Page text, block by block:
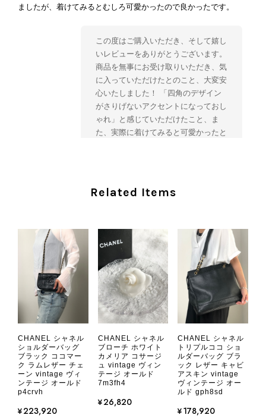
ましたが、着けてみるとむしろ可愛かったので良かったです。
この度はご購入いただき、そして嬉し
いレビューをありがとうございます。
商品を無事にお受け取りいただき、気
に入っていただけたとのこと、大変安
心いたしました！ 「四角のデザイン
がさりげないアクセントになっておし
ゃれ」と感じていただけたこと、ま
た、実際に着けてみると可愛かったと
ご愛用いただけましたら幸いです。
談ください。 またご縁がございまし
たら、ぜひよろしくお願いいたしま
す。 VintageShop solo
2026/08/05
とても気に入りました、目立たないシャネルのロゴがとてもいい
です
Related Items
CHANEL シャネル
ショルダーバッグ
ブラック ココマー
ク ラムレザー チェ
ーン vintage ヴィ
ンテージ オールド
p4crvh
¥223,920
CHANEL シャネル
ブローチ ホワイト
カメリア コサージ
ュ vintage ヴィン
テージ オールド
7m3fh4
¥26,820
CHANEL シャネル
トリプルココ ショ
ルダーバッグ ブラ
ック レザー キャビ
アスキン vintage
ヴィンテージ オー
ルド gph8sd
¥178,920